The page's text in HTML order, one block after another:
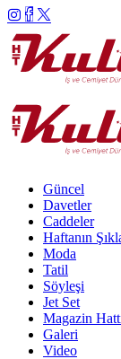
Güncel
Davetler
Caddeler
Haftanın
Moda
Tatil
Söyleşi
Jet Set
Magazin
Galeri
Video